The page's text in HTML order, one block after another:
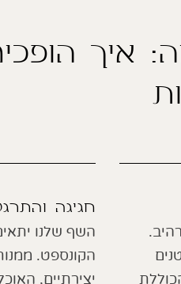
איך
חגיגה
השף שלנו
הקונספט.
יצירתיים,